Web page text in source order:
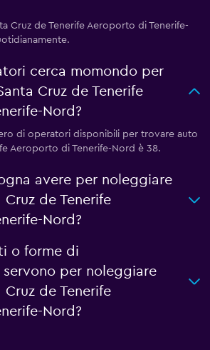
Cruz de Tenerife Aeroporto di Tenerife-
cerca momondo per
Cruz de Tenerife
Nord?
di operatori disponibili per trovare auto
Aeroporto di Tenerife-Nord è 38.
avere per noleggiare
de Tenerife
Nord?
o forme di
per noleggiare
de Tenerife
Nord?